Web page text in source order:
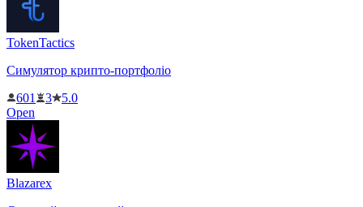
TokenTactics
Симулятор крипто-портфоліо
601
3
5.0
Open
Blazarex